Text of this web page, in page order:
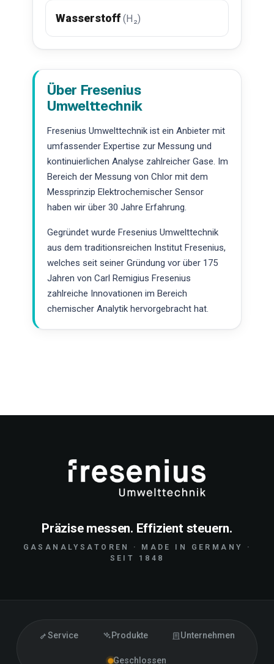
Wasserstoff (H₂)
Über Fresenius
Umwelttechnik
Fresenius Umwelttechnik ist ein Anbieter mit
umfassender Expertise zur Messung und
kontinuierlichen Analyse zahlreicher Gase. Im
Bereich der Messung von Chlor mit dem
Messprinzip Elektrochemischer Sensor
haben wir über 30 Jahre Erfahrung.
Gegründet wurde Fresenius Umwelttechnik
aus dem traditionsreichen Institut Fresenius,
welches seit seiner Gründung vor über 175
Jahren von Carl Remigius Fresenius
zahlreiche Innovationen im Bereich
chemischer Analytik hervorgebracht hat.
Präzise messen. Effizient steuern.
GASANALYSATOREN · MADE IN GERMANY ·
SEIT 1848
Service Produkte Unternehmen
Geschlossen